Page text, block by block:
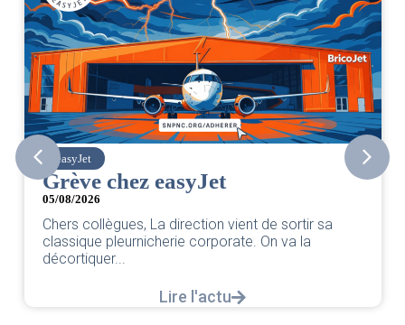
easyJet
Grève chez easyJet
05/08/2026
Chers collègues, La direction vient de sortir sa
classique pleurnicherie corporate. On va la
décortiquer...
Lire l'actu